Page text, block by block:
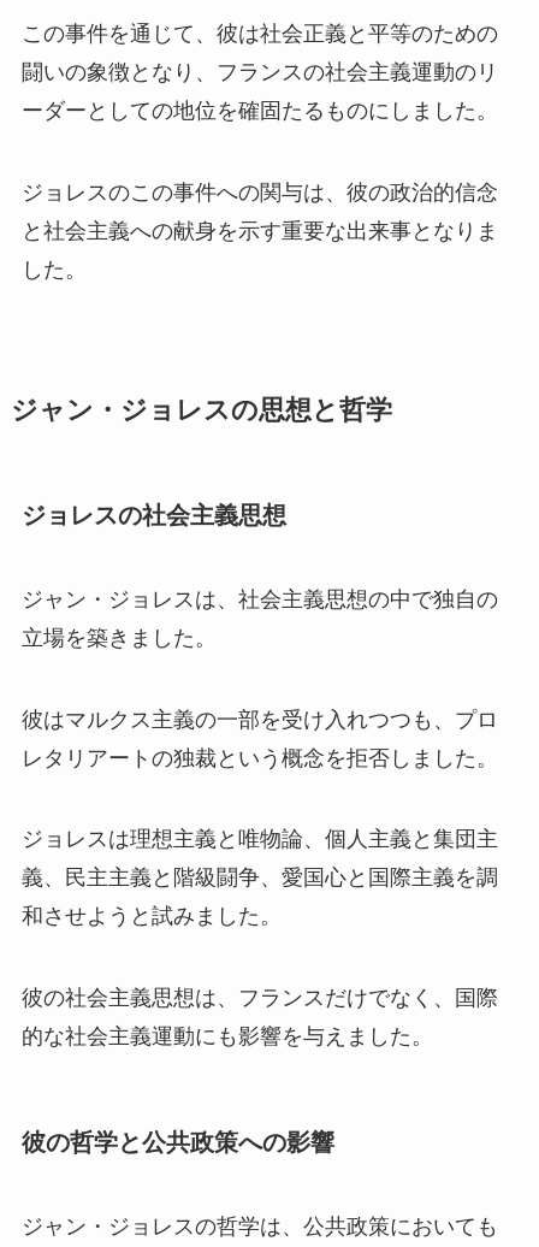
この事件を通じて、彼は社会正義と平等のための
闘いの象徴となり、フランスの社会主義運動のリ
ーダーとしての地位を確固たるものにしました。
ジョレスのこの事件への関与は、彼の政治的信念
と社会主義への献身を示す重要な出来事となりま
した。
ジャン・ジョレスの思想と哲学
ジョレスの社会主義思想
ジャン・ジョレスは、社会主義思想の中で独自の
立場を築きました。
彼はマルクス主義の一部を受け入れつつも、プロ
レタリアートの独裁という概念を拒否しました。
ジョレスは理想主義と唯物論、個人主義と集団主
義、民主主義と階級闘争、愛国心と国際主義を調
和させようと試みました。
彼の社会主義思想は、フランスだけでなく、国際
的な社会主義運動にも影響を与えました。
彼の哲学と公共政策への影響
ジャン・ジョレスの哲学は、公共政策においても